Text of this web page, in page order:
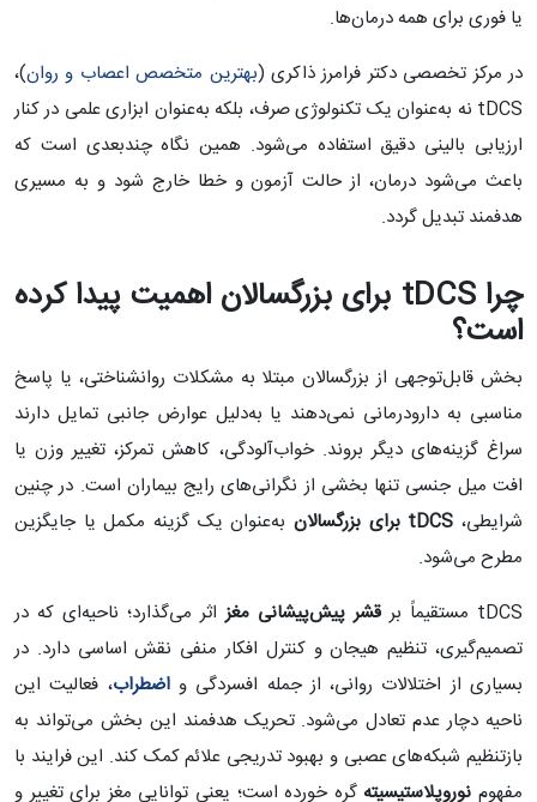
یا فوری برای همه درمان‌ها.
در مرکز تخصصی دکتر فرامرز ذاکری (بهترین متخصص اعصاب و روان)،
tDCS نه به‌عنوان یک تکنولوژی صرف، بلکه به‌عنوان ابزاری علمی در کنار
ارزیابی بالینی دقیق استفاده می‌شود. همین نگاه چندبعدی است که
باعث می‌شود درمان، از حالت آزمون و خطا خارج شود و به مسیری
هدفمند تبدیل گردد.
چرا tDCS برای بزرگسالان اهمیت پیدا کرده
است؟
بخش قابل‌توجهی از بزرگسالان مبتلا به مشکلات روانشناختی، یا پاسخ
مناسبی به دارودرمانی نمی‌دهند یا به‌دلیل عوارض جانبی تمایل دارند
سراغ گزینه‌های دیگر بروند. خواب‌آلودگی، کاهش تمرکز، تغییر وزن یا
افت میل جنسی تنها بخشی از نگرانی‌های رایج بیماران است. در چنین
شرایطی، tDCS برای بزرگسالان به‌عنوان یک گزینه مکمل یا جایگزین
مطرح می‌شود.
tDCS مستقیماً بر
قشر پیش‌پیشانی مغزاثر می‌گذارد؛ ناحیه‌ای که در
تصمیم‌گیری، تنظیم هیجان و کنترل افکار منفی نقش اساسی دارد. در
بسیاری از اختلالات روانی، از جمله افسردگی واضطراب، فعالیت این
ناحیه دچار عدم تعادل می‌شود. تحریک هدفمند این بخش می‌تواند به
بازتنظیم شبکه‌های عصبی و بهبود تدریجی علائم کمک کند. این فرایند با
مفهوم نوروپلاستیسیته گره خورده است؛ یعنی توانایی مغز برای تغییر و